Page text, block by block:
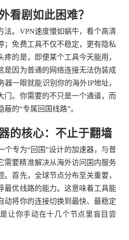
看剧如此困难？
法。VPN速度慢如蜗牛，看个高清
；免费工具不仅不稳定，更有隐私
疼的是，即便某个工具今天能用，
是因为普通的网络连接无法伪装成
器一眼就能识别你的海外IP地址，
门。你需要的不只是一个通道，而
的“专属回国线路”。
的核心：不止于翻墙
个专为“回国”设计的加速器，与普
需要精准解决从海外访问国内服务
。首先，全球节点分布至关重要，
最优线路的能力。这意味着工具能
动将你的连接切换到最快、最稳定
让你手动在十几个节点里盲目尝